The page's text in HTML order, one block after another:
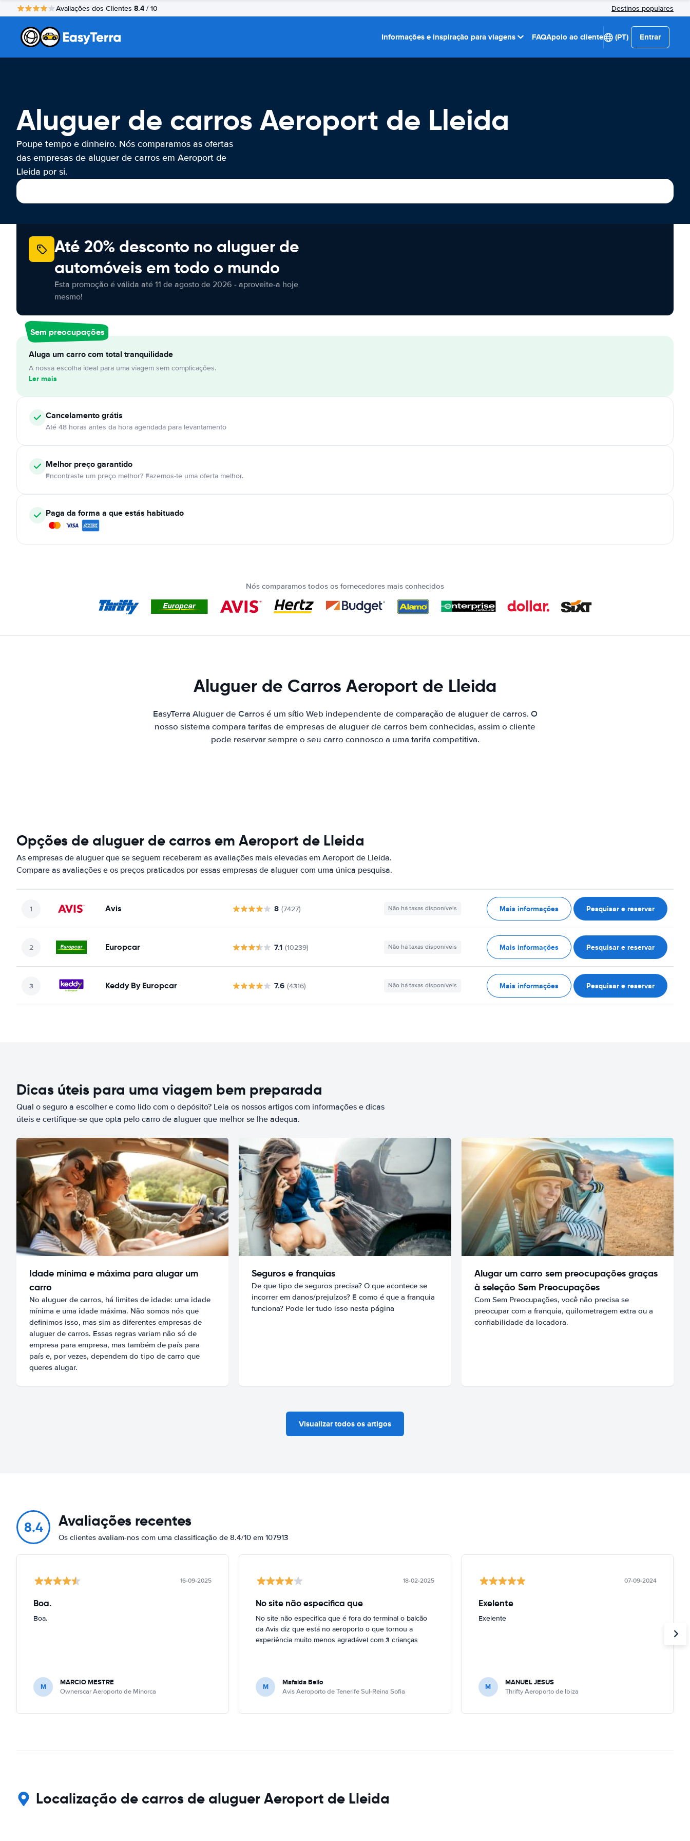
Avaliações dos Clientes 8.4 / 10 Destinos populares
Informações e inspiração para viagens FAQApoio ao cliente (PT) Entrar
Aluguer de carros Aeroport de Lleida
Poupe tempo e dinheiro. Nós comparamos as ofertas
das empresas de aluguer de carros em Aeroport de
Lleida por si.
Até 20% desconto no aluguer de
automóveis em todo o mundo
Esta promoção é válida até 11 de agosto de 2026 - aproveite-a hoje
mesmo!
Sem preocupações
Aluga um carro com total tranquilidade
A nossa escolha ideal para uma viagem sem complicações.
Ler mais
Cancelamentográtis
Até 48 horas antes da hora agendada para levantamento
Melhor preço garantido
Encontraste um preço melhor? Fazemos-te uma oferta melhor.
Paga da forma a que estás habituado
Nós comparamos todos os fornecedores mais conhecidos
Aluguer de Carros Aeroport de Lleida
EasyTerra Aluguer de Carros é um sítio Web independente de comparação de aluguer de carros. O
nosso sistema compara tarifas de empresas de aluguer de carros bem conhecidas, assim o cliente
pode reservar sempre o seu carro connosco a uma tarifa competitiva.
Opções de aluguer de carros em Aeroport de Lleida
As empresas de aluguer que se seguem receberam as avaliações mais elevadas em Aeroport de Lleida.
Compare as avaliações e os preços praticados por essas empresas de aluguer com uma única pesquisa.
Avis 8 (7427) Não há taxas disponíveis Mais informações Pesquisar e reservar
Europcar 7.1 (10239) Não há taxas disponíveis Mais informações Pesquisar e reservar
Keddy By Europcar 7.6 (4316) Não há taxas disponíveis Mais informações Pesquisar e reservar
Dicas úteis para uma viagem bem preparada
Qual o seguro a escolher e como lido com o depósito? Leia os nossos artigos com informações e dicas
úteis e certifique-se que opta pelo carro de aluguer que melhor se lhe adequa.
Idade mínima e máxima para alugar um
carro
No aluguer de carros, há limites de idade: uma idade
mínima e uma idade máxima. Não somos nós que
definimos isso, mas sim as diferentes empresas de
aluguer de carros. Essas regras variam não só de
empresa para empresa, mas também de país para
país e, por vezes, dependem do tipo de carro que
queres alugar.
Seguros e franquias
De que tipo de seguros precisa? O que acontece se
incorrer em danos/prejuízos? E como é que a franquia
funciona? Pode ler tudo isso nesta página
Alugar um carro sem preocupações graças
à seleção Sem Preocupações
Com Sem Preocupações, você não precisa se
preocupar com a franquia, quilometragem extra ou a
confiabilidade da locadora.
Visualizar todos os artigos
8.4 Avaliações recentes
Os clientes avaliam-nos com uma classificação de 8.4/10 em 107913
16-09-2025
Boa.
Boa.
M MARCIO MESTRE
Ownerscar Aeroporto de Minorca
18-02-2025
No site não especifica que
No site não especifica que é fora do terminal o balcão
da Avis diz que está no aeroporto o que tornou a
experiência muito menos agradável com 3 crianças
M Mafalda Bello
Avis Aeroporto de Tenerife Sul-Reina Sofia
07-09-2024
Exelente
Exelente
M MANUEL JESUS
Thrifty Aeroporto de Ibiza
Localização de carros de aluguer Aeroport de Lleida